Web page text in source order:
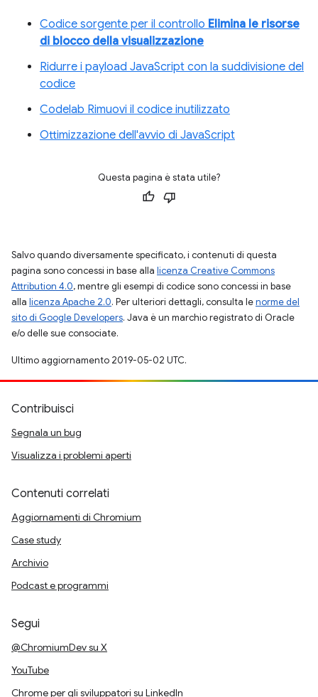
Codice sorgente per il controllo Elimina le risorse
di blocco della visualizzazione
Ridurre i payload JavaScript con la suddivisione del
codice
Codelab Rimuovi il codice inutilizzato
Ottimizzazione dell'avvio di JavaScript
Questa pagina è stata utile?
Salvo quando diversamente specificato, i contenuti di questa
pagina sono concessi in base alla licenza Creative Commons
Attribution 4.0, mentre gli esempi di codice sono concessi in base
alla licenza Apache 2.0. Per ulteriori dettagli, consulta lenorme del
sito di Google Developers. Java è un marchio registrato di Oracle
e/o delle sue consociate.
Ultimo aggiornamento 2019-05-02 UTC.
Contribuisci
Segnala un bug
Visualizza i problemi aperti
Contenuti correlati
Aggiornamenti di Chromium
Case study
Archivio
Podcast e programmi
Segui
@ChromiumDev su X
YouTube
Chrome per gli sviluppatori su LinkedIn